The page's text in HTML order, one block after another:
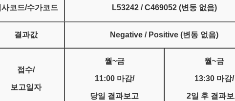
사코드/수가코드 L53242 / C469052 (변동 없음)
결과값 Negative / Positive (변동 없음)
접수/
보고일자
월~금
11:00 마감/
당일 결과보고
월~금
13:30 마감/
2일 후 결과